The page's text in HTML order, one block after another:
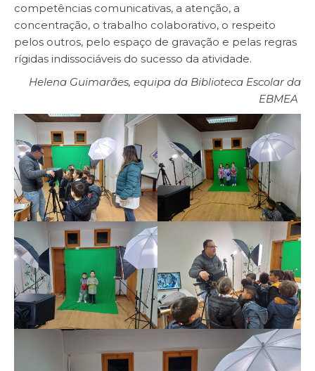
competências comunicativas, a atenção, a
concentração, o trabalho colaborativo, o respeito
pelos outros, pelo espaço de gravação e pelas regras
rígidas indissociáveis do sucesso da atividade.
Helena Guimarães, equipa da Biblioteca Escolar da
EBMEA